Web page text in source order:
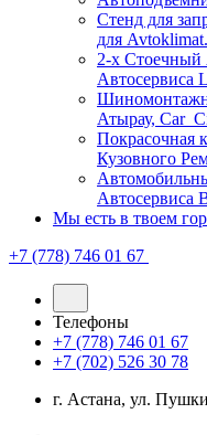
Стенд для
для
2-х Стоечный
Автосервиса
Атырау,
Покрасочная
Кузовного
Автосервиса
Мы есть в твоем
+7 (778) 746 01 67
Телефоны
+7 (778) 746 01 67
+7 (702) 526 30 78
г. Астана, ул.